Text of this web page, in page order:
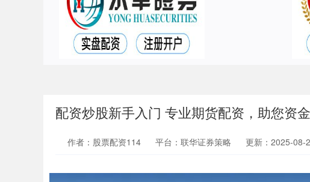
配资炒股新手入门 专业期货配资，助您资
作者：股票配资114 平台：联华证券策略 更新：2025-08-